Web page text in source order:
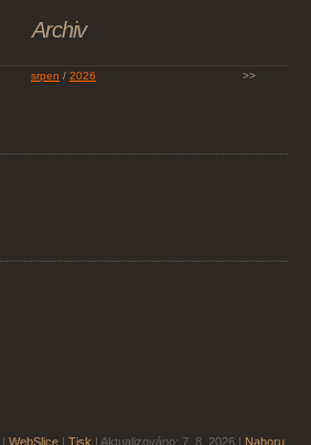
Archiv
srpen / 2026 >>
WebSlice Tisk Aktualizováno: 7. 8. 2026 Nahoru